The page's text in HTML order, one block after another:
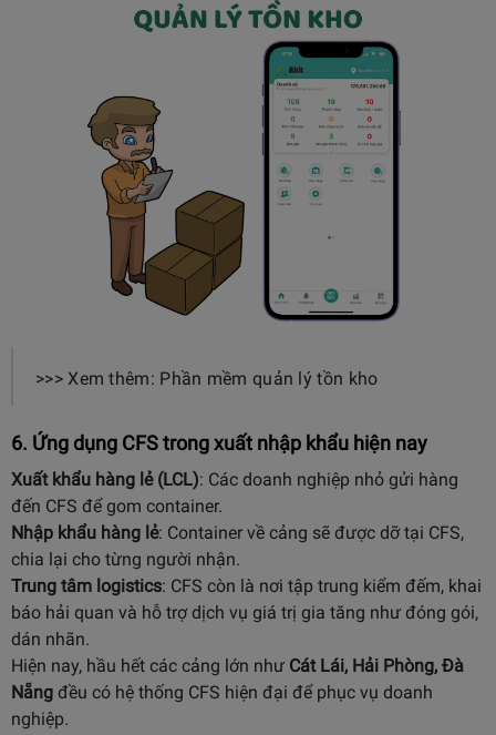
>>> Xem thêm: Phần mềm quản lý tồn kho
6. Ứng dụng CFS trong xuất nhập khẩu hiện nay
Xuất khẩu hàng lẻ (LCL): Các doanh nghiệp nhỏ gửi hàng
đến CFS để gom container.
Nhập khẩu hàng lẻ: Container về cảng sẽ được dỡ tại CFS,
chia lại cho từng người nhận.
Trung tâm logistics: CFS còn là nơi tập trung kiểm đếm, khai
báo hải quan và hỗ trợ dịch vụ giá trị gia tăng như đóng gói,
dán nhãn.
Hiện nay, hầu hết các cảng lớn như Cát Lái, Hải Phòng, Đà
Nẵng đều có hệ thống CFS hiện đại để phục vụ doanh
nghiệp.